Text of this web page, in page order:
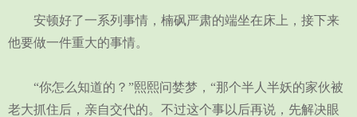
安顿好了一系列事情，楠砜严肃的端坐在床上，接下来
他要做一件重大的事情。
“你怎么知道的？”熙熙问婪梦，“那个半人半妖的家伙被
老大抓住后，亲自交代的。不过这个事以后再说，先解决眼